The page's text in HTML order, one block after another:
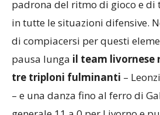
padrona del ritmo di gioco e di
in tutte le situazioni difensive.
di compiacersi per questi
pausa lunga il team livornese
tre triploni fulminanti
–